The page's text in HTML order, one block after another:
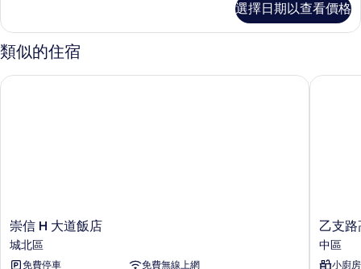
片
Journey
的
詳
選擇日期以查看價格
類似的住宿
崇
信
H
崇信 H 大道飯店
城北區
免費停車 免費無線上網
崇信 H 大道飯店
乙
支
路
乙支
中區
小廚房
乙支路